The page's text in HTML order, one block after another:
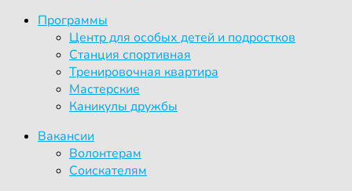
Программы
Центр для особых детей и подростков
Станция спортивная
Тренировочная квартира
Мастерские
Каникулы дружбы
Вакансии
Волонтерам
Соискателям